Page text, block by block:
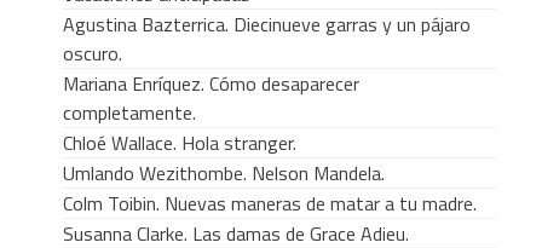
Agustina Bazterrica. Diecinueve garras y un pájaro
oscuro.
Mariana Enríquez. Cómo desaparecer
completamente.
Chloé Wallace. Hola stranger.
Umlando Wezithombe. Nelson Mandela.
Colm Toibin. Nuevas maneras de matar a tu madre.
Susanna Clarke. Las damas de Grace Adieu.